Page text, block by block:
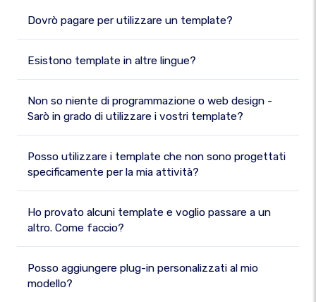
Dovrò pagare per utilizzare un template?
Esistono template in altre lingue?
Non so niente di programmazione o web design -
Sarò in grado di utilizzare i vostri template?
Posso utilizzare i template che non sono progettati
specificamente per la mia attività?
Ho provato alcuni template e voglio passare a un
altro. Come faccio?
Posso aggiungere plug-in personalizzati al mio
modello?